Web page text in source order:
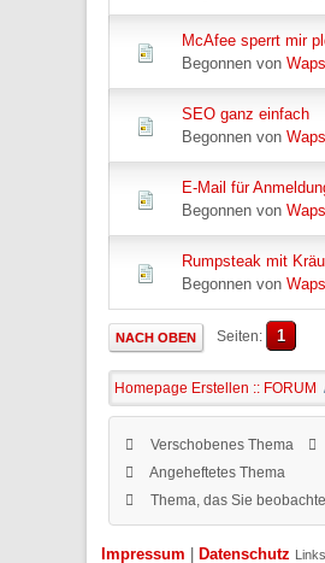
McAfee sperrt mir
Begonnen von
SEO ganz einfach
Begonnen von
E-Mail für
Begonnen von
Rumpsteak mit
Begonnen von
NACH OBEN Seiten 1
Homepage Erstellen :: FORUM
Verschobenes Thema
Angeheftetes Thema
Thema, das Sie
Impressum Datenschutz